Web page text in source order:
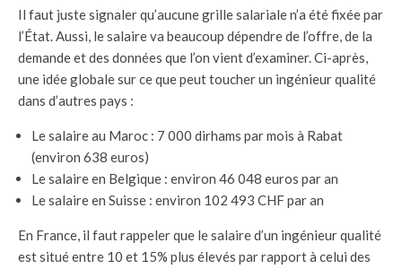
Il faut juste signaler qu’aucune grille salariale n’a été fixée par
l’État. Aussi, le salaire va beaucoup dépendre de l’offre, de la
demande et des données que l’on vient d’examiner. Ci-après,
une idée globale sur ce que peut toucher un ingénieur qualité
dans d’autres pays :
Le salaire au Maroc : 7 000 dirhams par mois à Rabat
(environ 638 euros)
Le salaire en Belgique : environ 46 048 euros par an
Le salaire en Suisse : environ 102 493 CHF par an
En France, il faut rappeler que le salaire d’un ingénieur qualité
est situé entre 10 et 15% plus élevés par rapport à celui des